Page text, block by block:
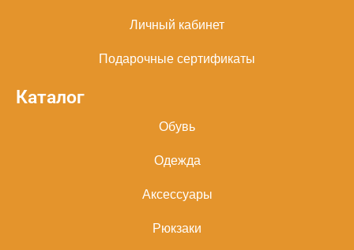
Личный кабинет
Подарочные сертификаты
Каталог
Обувь
Одежда
Аксессуары
Рюкзаки